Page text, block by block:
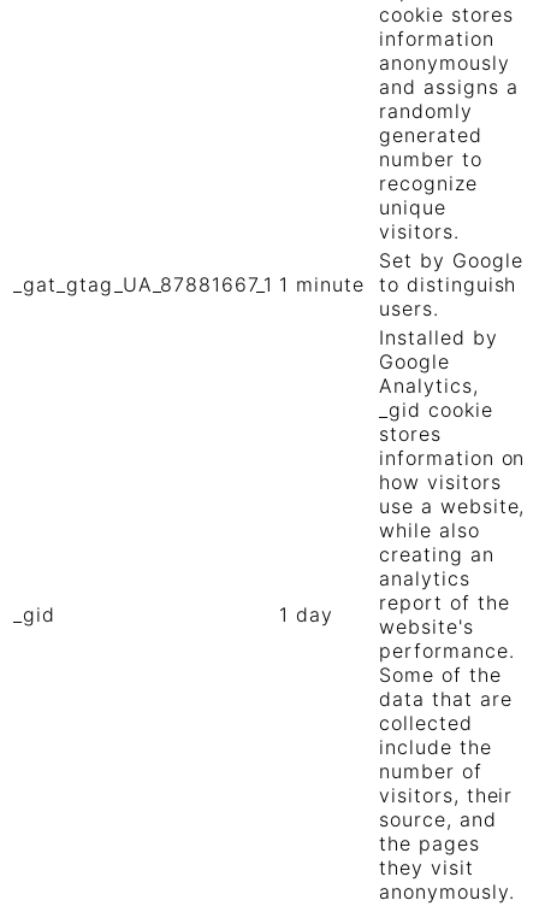
cookie stores
information
anonymously
and assigns a
randomly
generated
number to
recognize
unique
visitors.
_gat_gtag_UA_87881667_1 1 minute
Set by Google
to distinguish
users.
_gid 1 day
Installed by
Google
Analytics,
_gid cookie
stores
information on
how visitors
use a website,
while also
creating an
analytics
report of the
website's
performance.
Some of the
data that are
collected
include the
number of
visitors, their
source, and
the pages
they visit
anonymously.